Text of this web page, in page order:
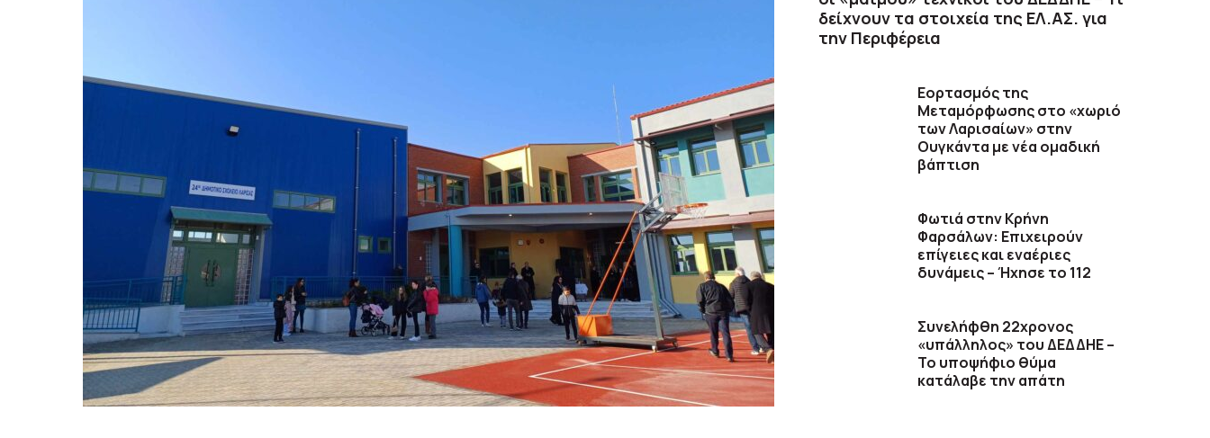
δείχνουν τα στοιχεία της ΕΛ.ΑΣ. για
την Περιφέρεια
Εορτασμός της
Μεταμόρφωσης στο «χωριό
των Λαρισαίων» στην
Ουγκάντα με νέα ομαδική
βάπτιση
Φωτιά στην Κρήνη
Φαρσάλων: Επιχειρούν
επίγειες και εναέριες
δυνάμεις – Ήχησε το 112
Συνελήφθη 22χρονος
«υπάλληλος» του ΔΕΔΔΗΕ –
Το υποψήφιο θύμα
κατάλαβε την απάτη